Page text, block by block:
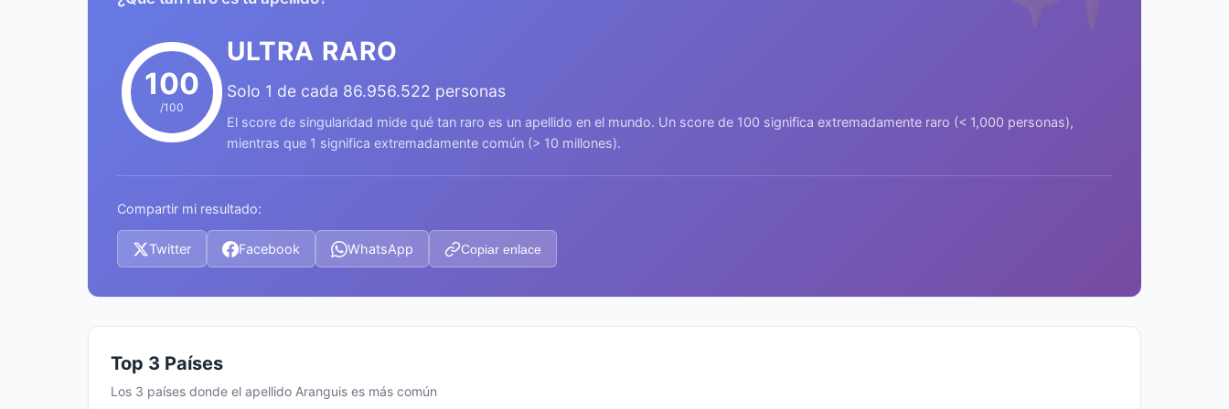
100
/100
ULTRA RARO
Solo 1 de cada 86.956.522 personas
El score de singularidad mide qué tan raro es un apellido en el mundo. Un score de 100 significa extremadamente raro (< 1,000 personas),
mientras que 1 significa extremadamente común (> 10 millones).
Compartir mi resultado:
Twitter Facebook WhatsApp Copiar enlace
Top 3 Países
Los 3 países donde el apellido Aranguis es más común